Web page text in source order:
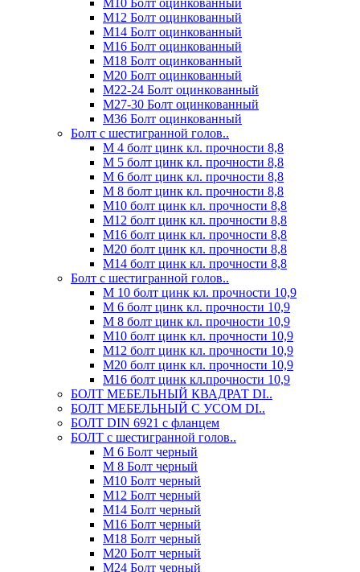
М10 Болт оцинкованный
М12 Болт оцинкованный
М14 Болт оцинкованный
М16 Болт оцинкованный
М18 Болт оцинкованный
М20 Болт оцинкованный
М22-24 Болт оцинкованный
М27-30 Болт оцинкованный
М36 Болт оцинкованный
Болт с шестигранной голов..
М 4 болт цинк кл. прочности 8,8
М 5 болт цинк кл. прочности 8,8
М 6 болт цинк кл. прочности 8,8
М 8 болт цинк кл. прочности 8,8
М10 болт цинк кл. прочности 8,8
М12 болт цинк кл. прочности 8,8
М16 болт цинк кл. прочности 8,8
М20 болт цинк кл. прочности 8,8
М14 болт цинк кл. прочности 8,8
Болт с шестигранной голов..
М 10 болт цинк кл. прочности 10,9
М 6 болт цинк кл. прочности 10,9
М 8 болт цинк кл. прочности 10,9
М10 болт цинк кл. прочности 10,9
М12 болт цинк кл. прочности 10,9
М20 болт цинк кл. прочности 10,9
М16 болт цинк кл.прочности 10,9
БОЛТ МЕБЕЛЬНЫЙ КВАДРАТ DI..
БОЛТ МЕБЕЛЬНЫЙ С УСОМ DI..
БОЛТ DIN 6921 c фланцем
БОЛТ с шестигранной голов..
М 6 Болт черный
М 8 Болт черный
М10 Болт черный
М12 Болт черный
М14 Болт черный
М16 Болт черный
М18 Болт черный
М20 Болт черный
М24 Болт черный